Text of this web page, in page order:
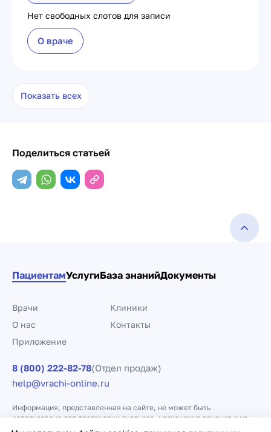
Нет свободных слотов для записи
О враче
Показать всех
Поделиться статьей
ПациентамУслугиБаза знанийДокументы
Врачи
Клиники
О нас
Контакты
Приложение
8 (800) 222-82-78(Отдел продаж)
help@vrachi-online.ru
Информация, представленная на сайте, не может быть
использована для постановки диагноза, назначения лечения и не
заменяет прием врача.